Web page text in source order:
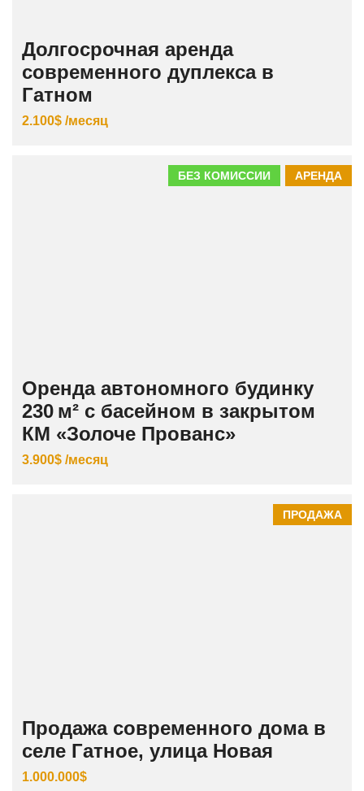
Долгосрочная аренда
современного дуплекса в
Гатном
2.100$ /месяц
АРЕНДА
БЕЗ КОМИССИИ
Оренда автономного будинку
230 м² с басейном в закрытом
КМ «Золоче Прованс»
3.900$ /месяц
ПРОДАЖА
Продажа современного дома в
селе Гатное, улица Новая
1.000.000$